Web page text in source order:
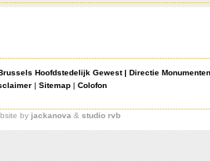
Hoofdstedelijk Gewest| Directie
| Sitemap | Colofon
by jackanova & studio rvb